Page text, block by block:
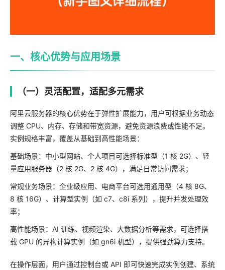
一、核心优势与应用场景
（一）灵活配置，适配多元需求
阿里云服务器的核心优势在于弹性扩展能力，用户可根据业务动态
调整 CPU、内存、存储和带宽资源，避免资源浪费或性能不足。
实例规格丰富，覆盖从基础到高性能场景：
基础场景：中小型网站、个人项目可选择标准型（1 核 2G）、轻
量应用服务器（2 核 2G、2 核 4G），满足日常访问需求；
常规业务场景：企业级应用、电商平台可选用通用型（4 核 8G、
8 核 16G）、计算型实例（如 c7、c8i 系列），提升并发处理效
率；
高性能场景：AI 训练、视频渲染、大数据分析等需求，可选择搭
载 GPU 的异构计算实例（如 gn6i 机型），提供强劲算力支持。
在操作层面，用户通过控制台或 API 即可快速完成实例创建、系统